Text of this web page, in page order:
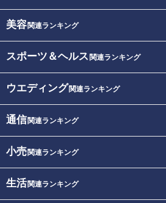
美容関連ランキング
スポーツ＆ヘルス 関連ランキング
ウエディング関連ランキング
通信関連ランキング
小売関連ランキング
生活関連ランキング